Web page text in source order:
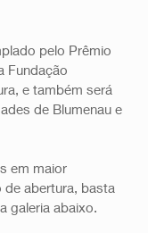
pelo Prêmio
Fundação
e também será
de Blumenau e
em maior
abertura, basta
galeria abaixo.